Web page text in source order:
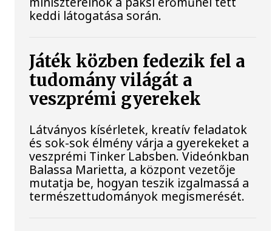
keddi látogatása során.
Játék közben fedezik fel a
tudomány világát a
veszprémi gyerekek
Látványos kísérletek, kreatív feladatok
és sok-sok élmény várja a gyerekeket a
veszprémi Tinker Labsben. Videónkban
Balassa Marietta, a központ vezetője
mutatja be, hogyan teszik izgalmassá a
természettudományok megismerését.